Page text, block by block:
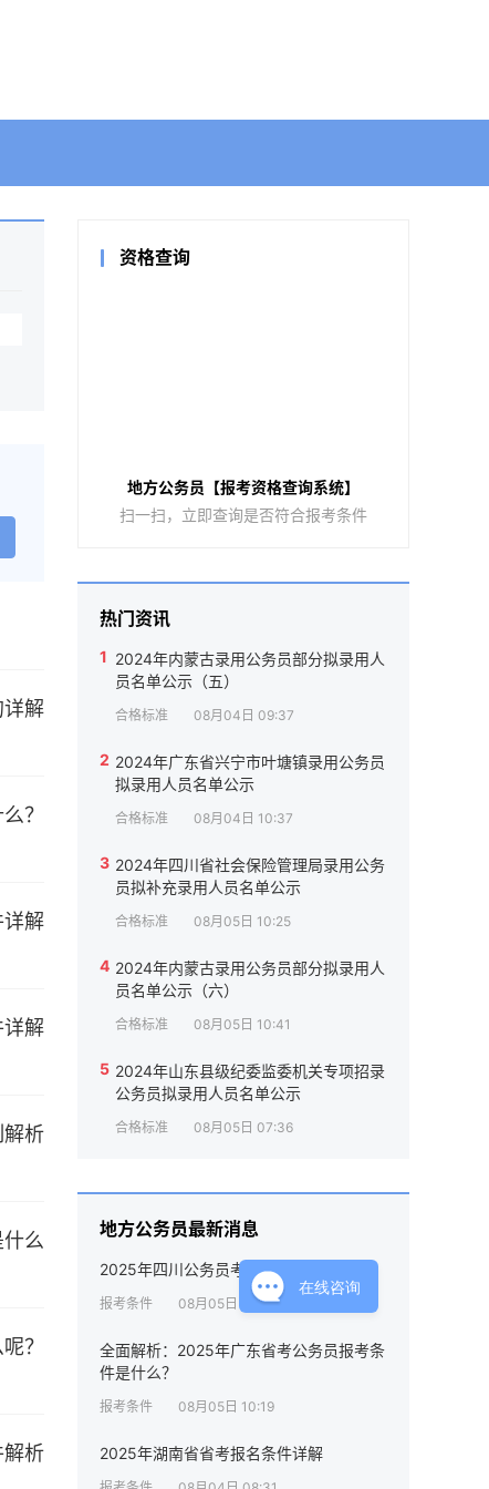
资格查询
地方公务员【报考资格查询系统】
扫一扫，立即查询是否符合报考条件
热门资讯
1 2024年内蒙古录用公务员部分拟录用人
员名单公示（五）
合格标准 08月04日 09:37
2 2024年广东省兴宁市叶塘镇录用公务员
拟录用人员名单公示
合格标准 08月04日 10:37
3 2024年四川省社会保险管理局录用公务
员拟补充录用人员名单公示
合格标准 08月05日 10:25
4 2024年内蒙古录用公务员部分拟录用人
员名单公示（六）
合格标准 08月05日 10:41
5 2024年山东县级纪委监委机关专项招录
公务员拟录用人员名单公示
合格标准 08月05日 07:36
地方公务员最新消息
2025年四川公务员考试要求的详解
报考条件 08月05日 10:05
全面解析：2025年广东省考公务员报考条
件是什么？
报考条件 08月05日 10:19
2025年湖南省省考报名条件详解
在线咨询